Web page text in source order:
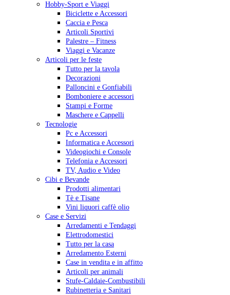
Hobby-Sport e Viaggi
Biciclette e Accessori
Caccia e Pesca
Articoli Sportivi
Palestre – Fitness
Viaggi e Vacanze
Articoli per le feste
Tutto per la tavola
Decorazioni
Palloncini e Gonfiabili
Bomboniere e accessori
Stampi e Forme
Maschere e Cappelli
Tecnologie
Pc e Accessori
Informatica e Accessori
Videogiochi e Console
Telefonia e Accessori
TV, Audio e Video
Cibi e Bevande
Prodotti alimentari
Tè e Tisane
Vini liquori caffè olio
Case e Servizi
Arredamenti e Tendaggi
Elettrodomestici
Tutto per la casa
Arredamento Esterni
Case in vendita e in affitto
Articoli per animali
Stufe-Caldaie-Combustibili
Rubinetteria e Sanitari